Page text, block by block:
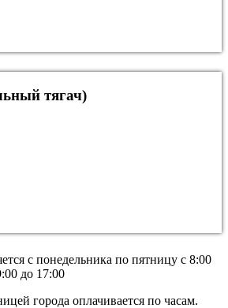
тягач)
c понедельника по пятницу с 8:00
до 17:00
города оплачивается по часам.